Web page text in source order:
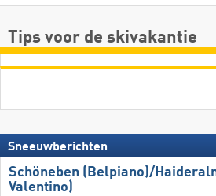
Tips voor de skivakantie
Sneeuwberichten
Schöneben (Belpiano)/​
Valentino)